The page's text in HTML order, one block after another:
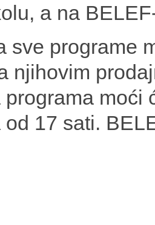
a na
sve programe
njihovim
moći
17 sati.